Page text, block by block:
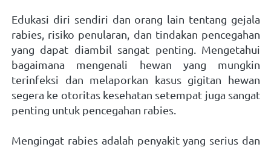
Edukasi diri sendiri dan orang lain tentang gejala
rabies, risiko penularan, dan tindakan pencegahan
yang dapat diambil sangat penting. Mengetahui
bagaimana mengenali hewan yang mungkin
terinfeksi dan melaporkan kasus gigitan hewan
segera ke otoritas kesehatan setempat juga sangat
penting untuk pencegahan rabies.
Mengingat rabies adalah penyakit yang serius dan